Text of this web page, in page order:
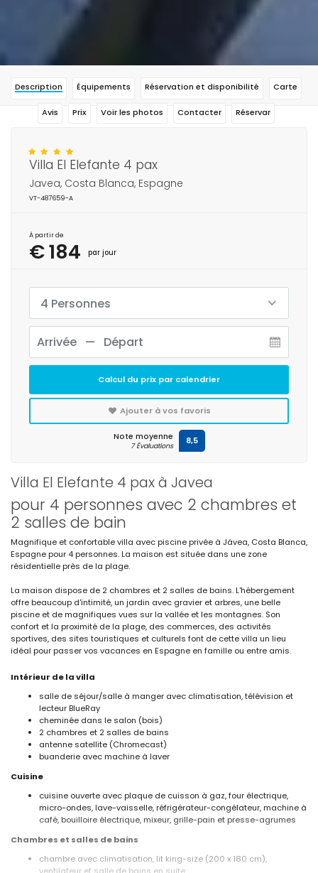
Description Équipements Réservation et disponibilité Carte
Avis Prix Voir les photos Contacter Réservar
Villa El Elefante 4 pax à Javea
pour 4 personnes avec 2 chambres et
2 salles de bain
Magnifique et confortable villa avec piscine privée à Jávea, Costa Blanca,
Espagne pour 4 personnes. La maison est située dans une zone
résidentielle près de la plage.
La maison dispose de 2 chambres et 2 salles de bains. L'hébergement
offre beaucoup d'intimité, un jardin avec gravier et arbres, une belle
piscine et de magnifiques vues sur la vallée et les montagnes. Son
confort et la proximité de la plage, des commerces, des activités
sportives, des sites touristiques et culturels font de cette villa un lieu
idéal pour passer vos vacances en Espagne en famille ou entre amis.
Intérieur de la villa
salle de séjour/salle à manger avec climatisation, télévision et
lecteur BlueRay
cheminée dans le salon (bois)
2 chambres et 2 salles de bains
antenne satellite (Chromecast)
buanderie avec machine à laver
Cuisine
cuisine ouverte avec plaque de cuisson à gaz, four électrique,
micro-ondes, lave-vaisselle, réfrigérateur-congélateur, machine à
café, bouilloire électrique, mixeur, grille-pain et presse-agrumes
Chambres et salles de bains
chambre avec climatisation, lit king-size (200 x 180 cm),
Villa El Elefante 4 pax
Javea, Costa Blanca, Espagne
VT-487659-A
À partir de
€ 184 par jour
4 Personnes
Calcul du prix par calendrier
Ajouter à vos favoris
Note moyenne
7 Évaluations 8,5